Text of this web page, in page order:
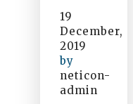
19
December,
2019
by
neticon-
admin